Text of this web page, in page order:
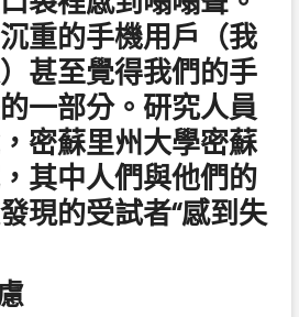
重的手機用戶（我
甚至覺得我們的手
一部分。研究人員
密蘇里州大學密蘇
其中人們與他們的
現的受試者“感到失